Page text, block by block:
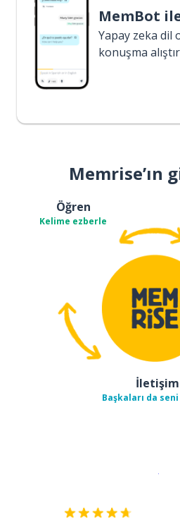
MemBot
Yapay zeka dil
konuşma
Memrise’ın
Öğren
Kelime ezberle
İletişim
Başkaları da